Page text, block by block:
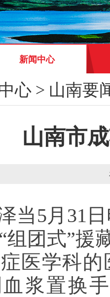
新闻中心
心 > 山南要
山南市
当5月31
组团式”援
医学科
浆置换